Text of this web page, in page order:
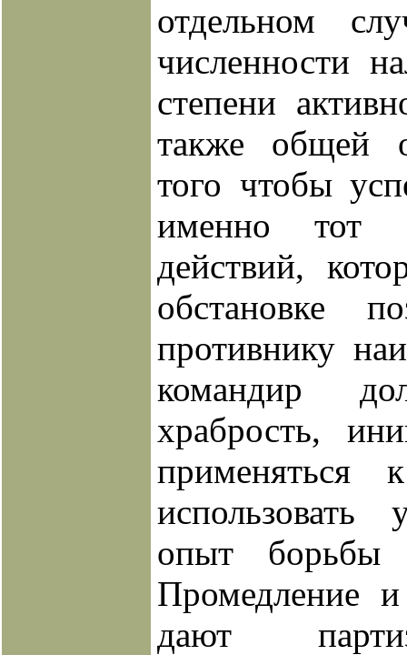
отдельном
численности
степени
также общей
того чтобы
именно тот
действий,
обстановке
противнику
командир
храбрость,
применяться
опыт борьбы
Промедление и
дают